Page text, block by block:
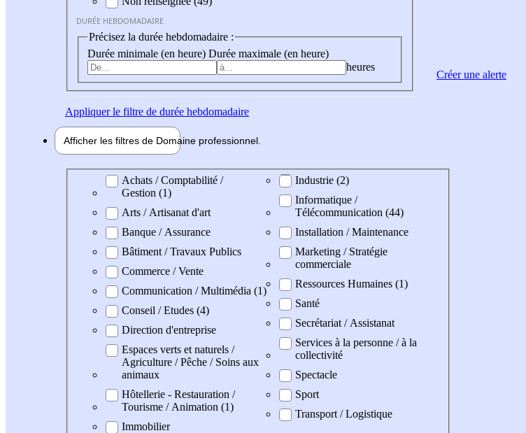
DURÉE HEBDOMADAIRE
Précisez la durée hebdomadaire :
Durée minimale (en heure) Durée maximale (en heure)
heures
Appliquerle filtre de durée hebdomadaire
Afficher les filtres de Domaine professionnel
Domaine professionel
Achats / Comptabilité /
Gestion (1)
Arts / Artisanat d'art
Banque / Assurance
Bâtiment / Travaux Publics
Commerce / Vente
Communication / Multimédia (1)
Conseil / Etudes (4)
Direction d'entreprise
Espaces verts et naturels /
Agriculture / Pêche / Soins aux
animaux
Hôtellerie - Restauration /
Tourisme / Animation (1)
Immobilier
Industrie (2)
Informatique /
Télécommunication (44)
Installation / Maintenance
Marketing / Stratégie
commerciale
Ressources Humaines (1)
Santé
Secrétariat / Assistanat
Services à la personne / à la
collectivité
Spectacle
Sport
Transport / Logistique
Créer une alerte